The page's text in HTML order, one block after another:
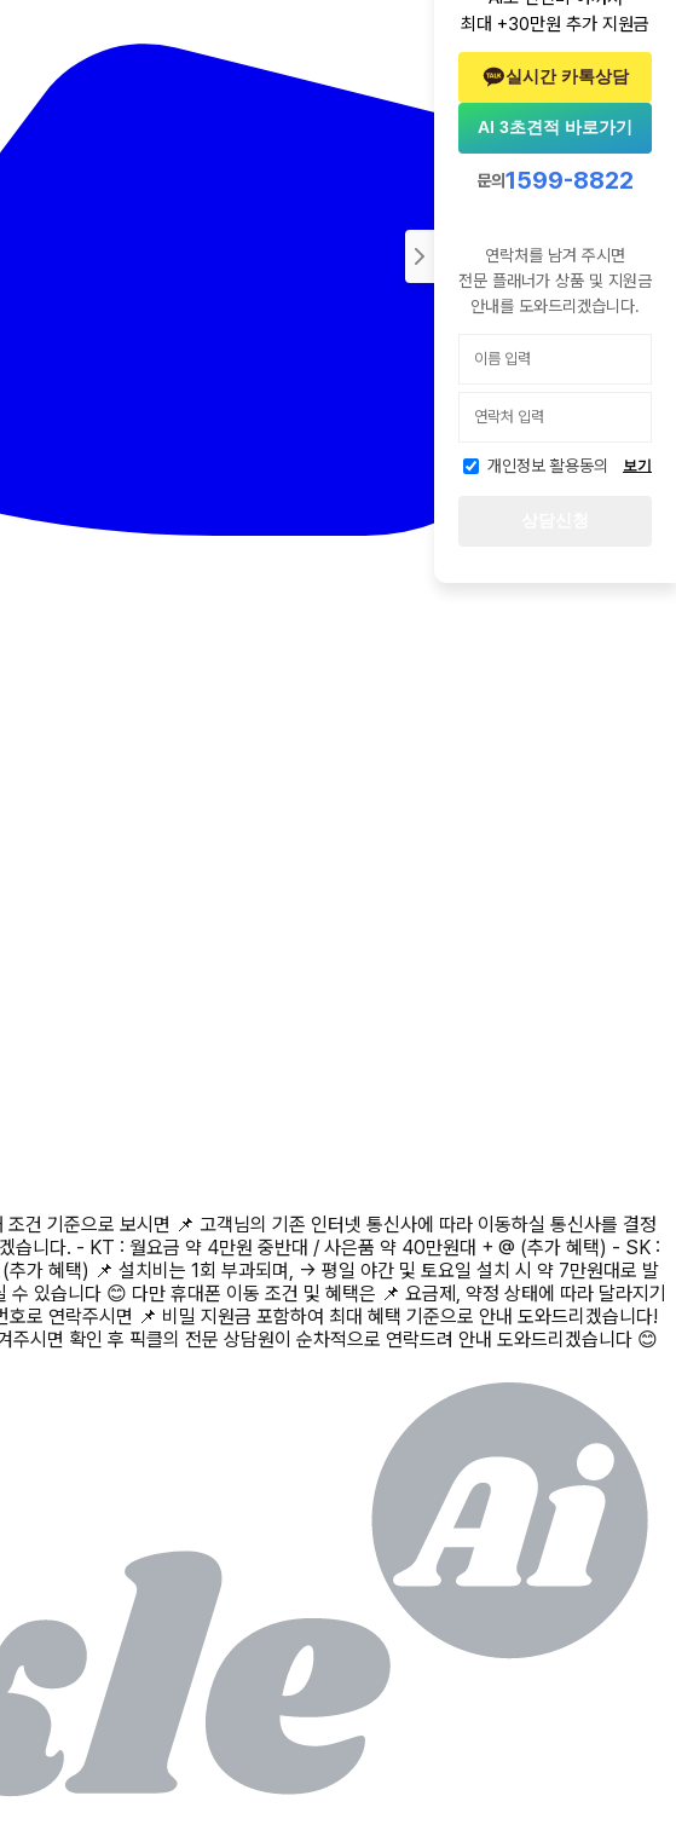
건 기준으로 보시면 📌 고객님의 기존 인터넷 통신사에 따라 이동하실 통신사를 결정
습니다. - KT : 월요금 약 4만원 중반대 / 사은품 약 40만원대 + @ (추가 혜택) - SK :
가 혜택) 📌 설치비는 1회 부과되며, → 평일 야간 및 토요일 설치 시 약 7만원대로 발
있습니다 😊 다만 휴대폰 이동 조건 및 혜택은 📌 요금제, 약정 상태에 따라 달라지기
로 연락주시면 📌 비밀 지원금 포함하여 최대 혜택 기준으로 안내 도와드리겠습니다!
시면 확인 후 픽클의 전문 상담원이 순차적으로 연락드려 안내 도와드리겠습니다 😊
최대 +30만원 추가 지원금
실시간 카톡상담
AI 3초견적 바로가기
문의1599-8822
연락처를 남겨 주시면
전문 플래너가 상품 및 지원금
안내를 도와드리겠습니다.
개인정보 활용동의 보기